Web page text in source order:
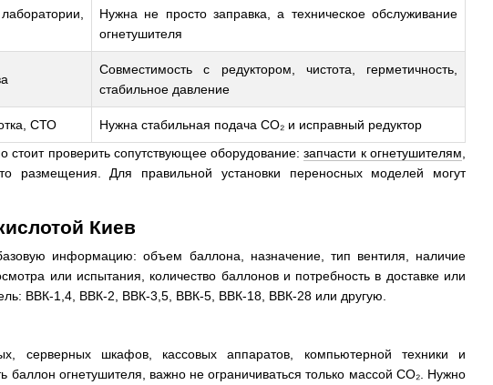
Нужна не просто заправка, а техническое обслуживание
огнетушителя
Совместимость с редуктором, чистота, герметичность,
стабильное давление
СТО
Нужна стабильная подача CO₂ и исправный редуктор
стоит проверить сопутствующее оборудование:запчасти к огнетушителям
размещения. Для правильной установки переносных моделей могут
Киев
информацию: объем баллона, назначение, тип вентиля, наличие
или испытания, количество баллонов и потребность в доставке или
ВВК-1,4, ВВК-2, ВВК-3,5, ВВК-5, ВВК-18, ВВК-28 или другую.
серверных шкафов, кассовых аппаратов, компьютерной техники и
огнетушителя, важно не ограничиваться только массой CO₂. Нужно